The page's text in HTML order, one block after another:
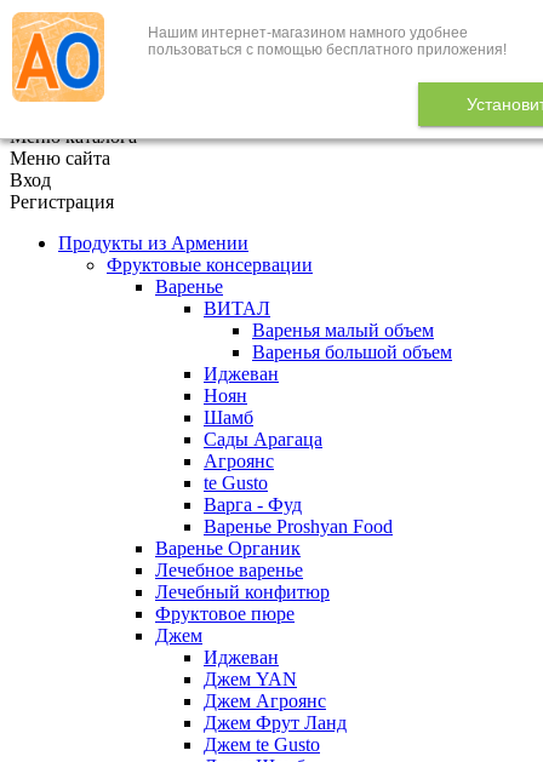
Нашим интернет-магазином намного удобнее
пользоваться с помощью бесплатного приложения!
+7 (495) 646-888-1
В корзине 0
Меню каталога
Меню сайта
Вход
Регистрация
Продукты из Армении
Фруктовые консервации
Варенье
ВИТАЛ
Варенья малый объем
Варенья большой объем
Иджеван
Ноян
Шамб
Сады Арагаца
Агроянс
te Gusto
Варга - Фуд
Варенье Proshyan Food
Варенье Органик
Лечебное варенье
Лечебный конфитюр
Фруктовое пюре
Джем
Иджеван
Джем YAN
Джем Агроянс
Джем Фрут Ланд
Джем te Gusto